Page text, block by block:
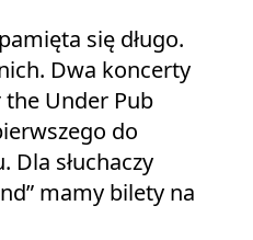
się długo.
Dwa koncerty
Under Pub
do
Dla słuchaczy
mamy bilety na